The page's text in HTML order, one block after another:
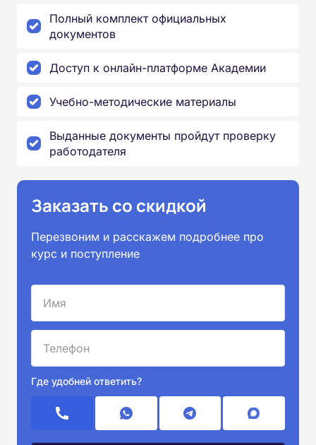
Полный комплект официальных
документов
Доступ к онлайн-платформе Академии
Учебно-методические материалы
Выданные документы пройдут проверку
работодателя
Заказать со скидкой
Перезвоним и расскажем подробнее про
курс и поступление
Где удобней ответить?